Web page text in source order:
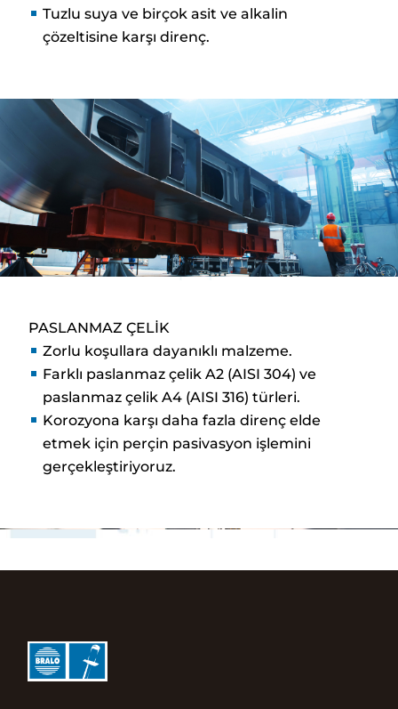
Tuzlu suya ve birçok asit ve alkalin
çözeltisine karşı direnç.
PASLANMAZ ÇELİK
Zorlu koşullara dayanıklı malzeme.
Farklı paslanmaz çelik A2 (AISI 304) ve
paslanmaz çelik A4 (AISI 316) türleri.
Korozyona karşı daha fazla direnç elde
etmek için perçin pasivasyon işlemini
gerçekleştiriyoruz.